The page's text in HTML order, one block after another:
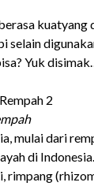
selain
Yuk
mulai dari
di
rimpang